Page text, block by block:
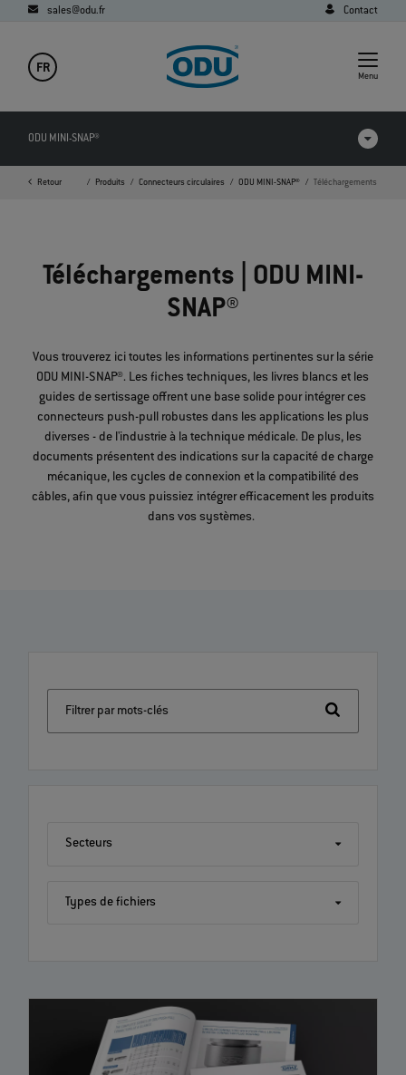
sales@odu.fr Contact
FR
Menu
ODU MINI-SNAP®
Vidéos
Applications
Retour
Page d'accueil Produits Connecteurs circulaires ODU MINI-SNAP® Téléchargements
Téléchargements | ODU MINI-
SNAP®
Vous trouverez ici toutes les informations pertinentes sur la série
ODU MINI-SNAP®. Les fiches techniques, les livres blancs et les
guides de sertissage offrent une base solide pour intégrer ces
connecteurs push-pull robustes dans les applications les plus
diverses - de l'industrie à la technique médicale. De plus, les
documents présentent des indications sur la capacité de charge
mécanique, les cycles de connexion et la compatibilité des
câbles, afin que vous puissiez intégrer efficacement les produits
dans vos systèmes.
Filtrer par mots-clés
Secteurs
Types de fichiers